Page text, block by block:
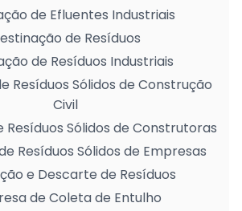
de Efluentes Industriais
de Resíduos
de Resíduos Industriais
Resíduos Sólidos de Construção
Civil
Resíduos Sólidos de Construtoras
Resíduos Sólidos de Empresas
e Descarte de Resíduos
de Coleta de Entulho